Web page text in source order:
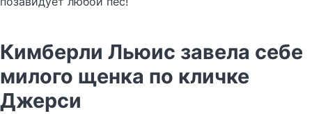
Кимберли Льюис завела себе
милого щенка по кличке
Джерси